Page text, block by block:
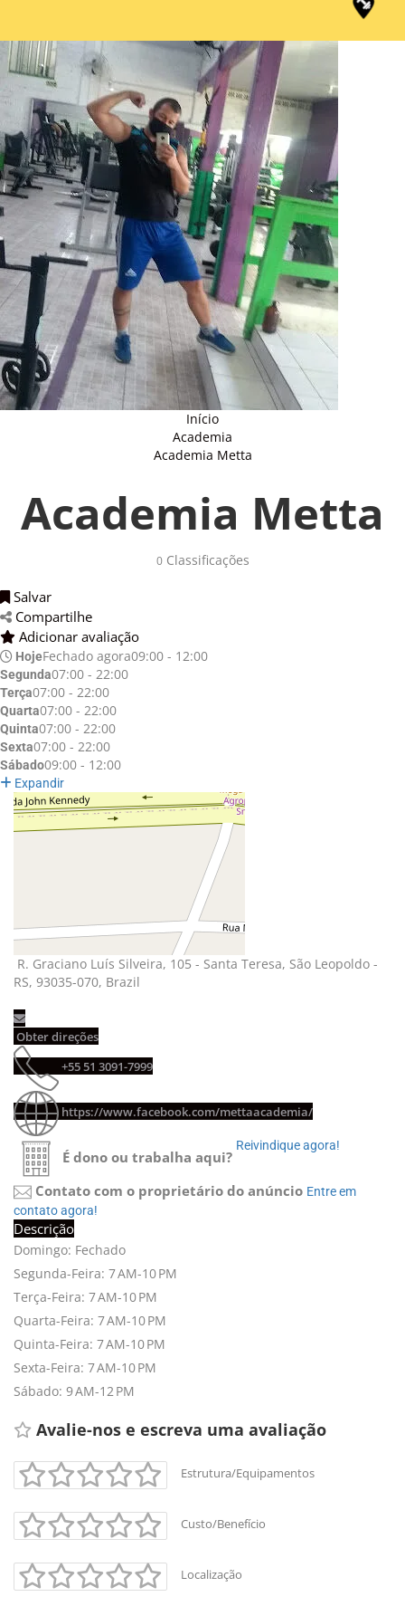
Início
Academia
Academia Metta
Academia Metta
0Classificações
Salvar
Compartilhe
Adicionar avaliação
HojeFechado agora09:00 - 12:00
Segunda07:00 - 22:00
Terça07:00 - 22:00
Quarta07:00 - 22:00
Quinta07:00 - 22:00
Sexta07:00 - 22:00
Sábado09:00 - 12:00
Expandir
R. Graciano Luís Silveira, 105 - Santa Teresa, São Leopoldo -
RS, 93035-070, Brazil
Obter direções
+55 51 3091-7999
https://www.facebook.com/mettaacademia/
É dono ou trabalha aqui?
Reivindique agora!
Contato com o proprietário do anúncio Entre em
contato agora!
Descrição
Domingo: Fechado
Segunda-Feira: 7 AM-10 PM
Terça-Feira: 7 AM-10 PM
Quarta-Feira: 7 AM-10 PM
Quinta-Feira: 7 AM-10 PM
Sexta-Feira: 7 AM-10 PM
Sábado: 9 AM-12 PM
Avalie-nos e escreva uma avaliação
Estrutura/Equipamentos
Custo/Benefício
Localização